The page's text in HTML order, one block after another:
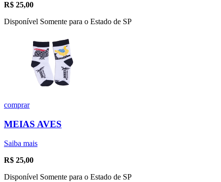
R$ 25,00
Disponível Somente para o Estado de SP
comprar
MEIAS AVES
Saiba mais
R$ 25,00
Disponível Somente para o Estado de SP